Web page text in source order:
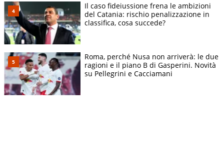
Il caso fideiussione frena le ambizioni
del Catania: rischio penalizzazione in
classifica, cosa succede?
Roma, perché Nusa non arriverà: le due
ragioni e il piano B di Gasperini. Novità
su Pellegrini e Cacciamani